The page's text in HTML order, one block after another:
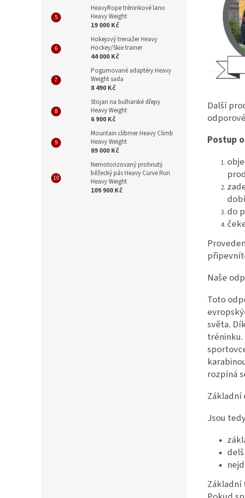
HeavyRope tréninkové lano
Heavy Weight
19 000 Kč
Hokejový trenažer Heavy
Hockey/Skie trainer
44 000 Kč
Pogumované adaptéry Heavy
Weight sada
8 490 Kč
Stojan na bulharské dřepy
Heavy Weight
6 900 Kč
Mountain clibmer Heavy Climb
Heavy Weight
89 000 Kč
Nemotorizovaný prohnutý
běžecký pás Heavy Curve Run
Heavy Weight
109 900 Kč
Další
Postup
do
Naše
Toto
světa.
rozpíná
Základní
Jsou
Základní